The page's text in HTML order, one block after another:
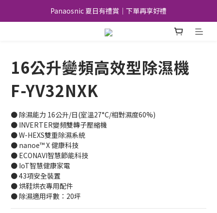
加入會員｜好康優惠不錯過
加入會員｜好康優惠不錯過
16公升變頻高效型除濕機
F-YV32NXK
● 除濕能力 16公升/日(室溫27°C/相對濕度60%)
● INVERTER變頻雙轉子壓縮機
● W-HEXS雙重除濕系統
● nanoe™ X 健康科技
● ECONAVI智慧節能科技
● IoT智慧健康家電
● 43項安全裝置
● 烘鞋烘衣專用配件
● 除濕適用坪數：20坪